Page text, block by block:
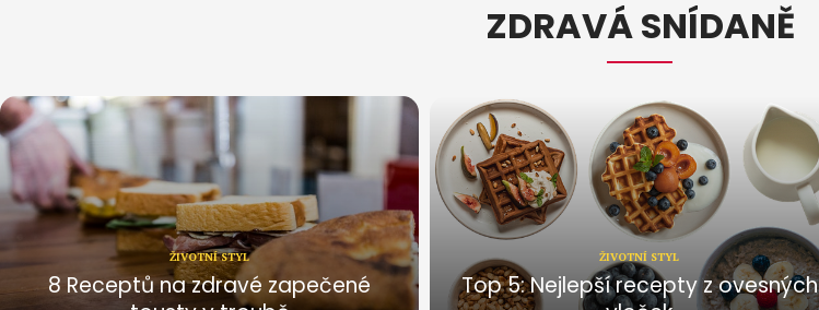
ZDRAVÁ SNÍDANĚ
ŽIVOTNÍ STYL
8 Receptů na zdravé zapečené
ŽIVOTNÍ STYL
Top 5: Nejlepší recepty z ovesných